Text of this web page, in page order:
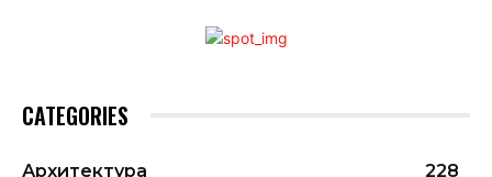
CATEGORIES
Архитектура
228